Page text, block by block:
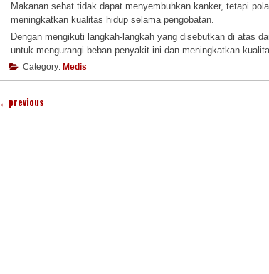
Makanan sehat tidak dapat menyembuhkan kanker, tetapi
meningkatkan kualitas hidup selama pengobatan.
Dengan mengikuti langkah-langkah yang disebutkan di atas
untuk mengurangi beban penyakit ini dan meningkatkan
Category: Medis
←previous